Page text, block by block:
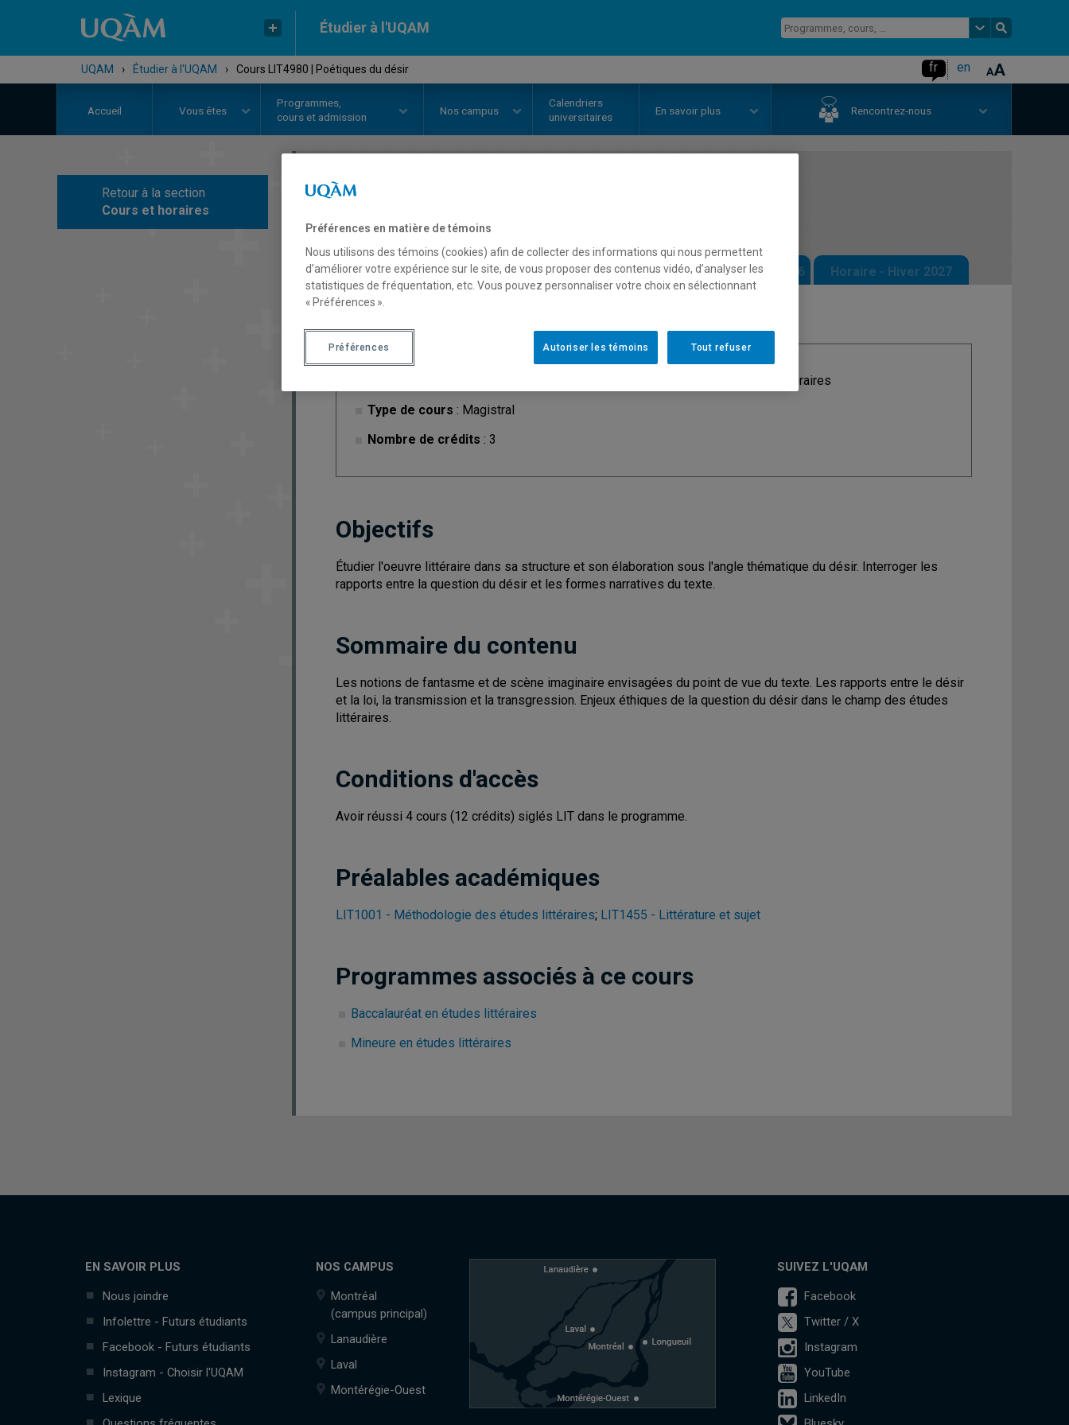
Étudier à l'UQAM
UQAM › Étudier à l'UQAM › Cours LIT4980 | Poétiques du désir fr en
Accueil Vous êtes
Programmes,
cours et admission
Nos campus
Calendriers
universitaires
En savoir plus Rencontrez-nous
Retour à la section
Cours et horaires
Description Horaire - Été 2026 Horaire - Automne 2026 Horaire - Hiver 2027
Type de cours : Magistral
Nombre de crédits : 3
: Études littéraires
Objectifs
Étudier l'oeuvre littéraire dans sa structure et son élaboration sous l'angle thématique du désir. Interroger les
rapports entre la question du désir et les formes narratives du texte.
Sommaire du contenu
Les notions de fantasme et de scène imaginaire envisagées du point de vue du texte. Les rapports entre le désir
et la loi, la transmission et la transgression. Enjeux éthiques de la question du désir dans le champ des études
littéraires.
Conditions d'accès
Avoir réussi 4 cours (12 crédits) siglés LIT dans le programme.
Préalables académiques
LIT1001 - Méthodologie des études littéraires; LIT1455 - Littérature et sujet
Programmes associés à ce cours
Baccalauréat en études littéraires
Mineure en études littéraires
EN SAVOIR PLUS
Nous joindre
Infolettre - Futurs étudiants
Facebook - Futurs étudiants
Instagram - Choisir l'UQAM
Lexique
NOS CAMPUS
Montréal
(campus principal)
Lanaudière
Laval
Montérégie-Ouest
SUIVEZ L'UQAM
Facebook
Twitter / X
Instagram
YouTube
LinkedIn
Préférences en matière de témoins
Nous utilisons des témoins (cookies) afin de collecter des informations qui nous permettent
d’améliorer votre expérience sur le site, de vous proposer des contenus vidéo, d’analyser les
statistiques de fréquentation, etc. Vous pouvez personnaliser votre choix en sélectionnant
« Préférences ».
Tout refuser
Autoriser les témoins
Préférences